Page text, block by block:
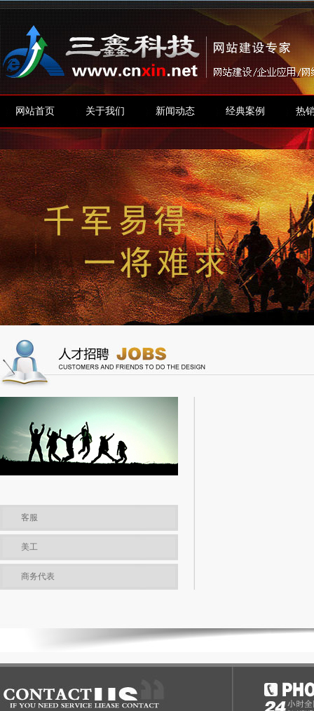
网站首页 关于我们 新闻动态 经典案例 热
客服
美工
商务代表